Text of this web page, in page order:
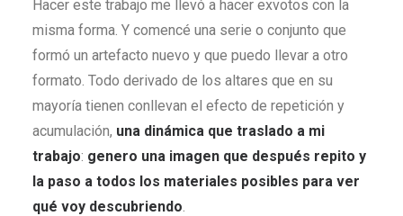
Hacer este trabajo me llevó a hacer exvotos con la
misma forma. Y comencé una serie o conjunto que
formó un artefacto nuevo y que puedo llevar a otro
formato. Todo derivado de los altares que en su
mayoría tienen conllevan el efecto de repetición y
acumulación, una dinámica que traslado a mi
trabajo: genero una imagen que después repito y
la paso a todos los materiales posibles para ver
qué voy descubriendo.